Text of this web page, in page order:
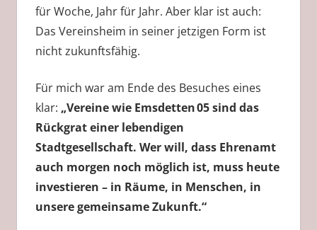
für Woche, Jahr für Jahr. Aber klar ist auch:
Das Vereinsheim in seiner jetzigen Form ist
nicht zukunftsfähig.
Für mich war am Ende des Besuches eines
klar: „Vereine wie Emsdetten 05 sind das
Rückgrat einer lebendigen
Stadtgesellschaft. Wer will, dass Ehrenamt
auch morgen noch möglich ist, muss heute
investieren – in Räume, in Menschen, in
unsere gemeinsame Zukunft.“